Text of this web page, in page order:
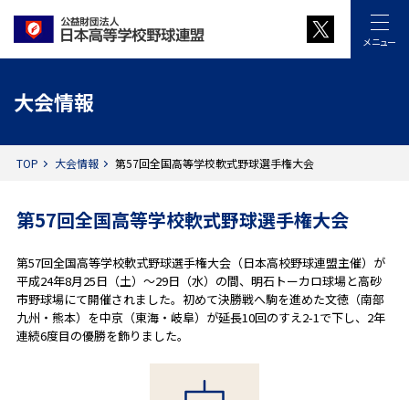
メニュー
大会情報
TOP 大会情報 第57回全国高等学校軟式野球選手権大会
第57回全国高等学校軟式野球選手権大会
第57回全国高等学校軟式野球選手権大会（日本高校野球連盟主催）が
平成24年8月25日（土）～29日（水）の間、明石トーカロ球場と高砂
市野球場にて開催されました。初めて決勝戦へ駒を進めた文徳（南部
九州・熊本）を中京（東海・岐阜）が延長10回のすえ2-1で下し、2年
連続6度目の優勝を飾りました。